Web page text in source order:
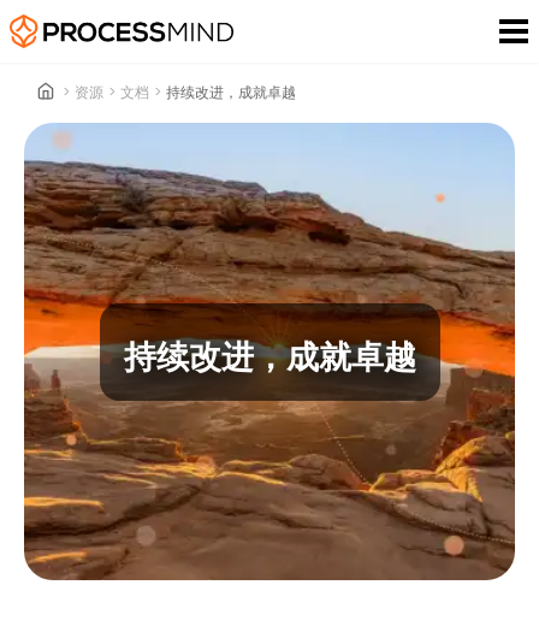
> 资源 > 文档 > 持续改进，成就卓越
持续改进，成就卓越